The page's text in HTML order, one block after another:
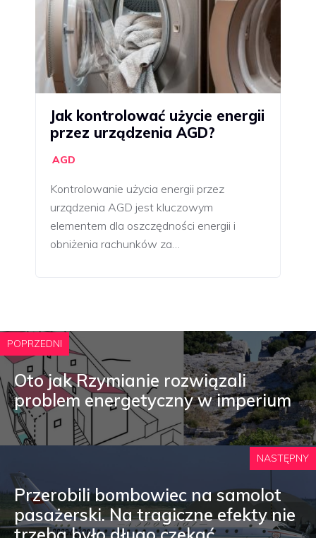
Jak kontrolować użycie energii
przez urządzenia AGD?
AGD
Kontrolowanie użycia energii przez
urządzenia AGD jest kluczowym
elementem dla oszczędności energii i
obniżenia rachunków za…
POPRZEDNI
Oto jak Rzymianie rozwiązali
problem energetyczny w imperium
NASTĘPNY
Przerobili bombowiec na samolot
pasażerski. Na tragiczne efekty nie